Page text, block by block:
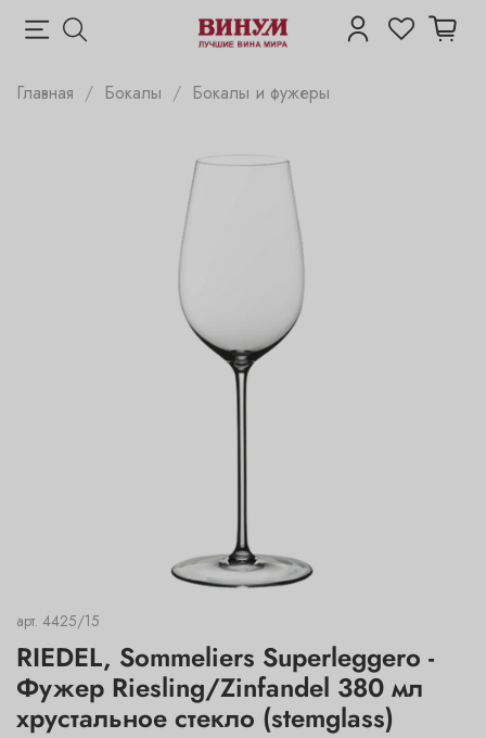
Главная Бокалы Бокалы и фужеры
арт. 4425/15
RIEDEL, Sommeliers Superleggero -
Фужер Riesling/Zinfandel 380 мл
хрустальное стекло (stemglass)